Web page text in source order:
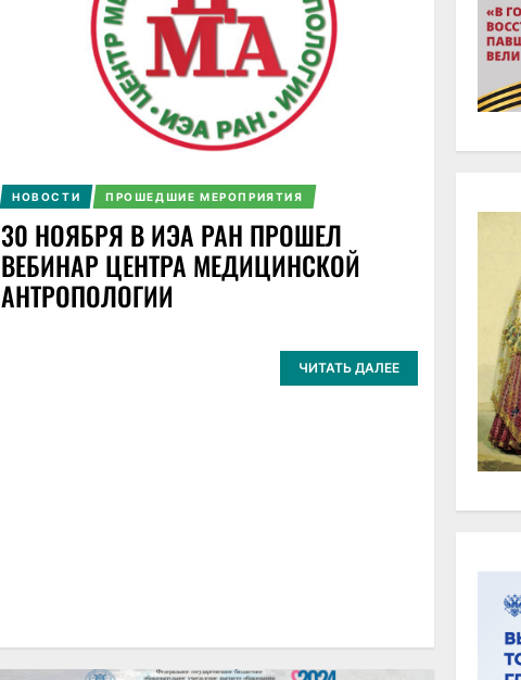
НОВОСТИ ПРОШЕДШИЕ МЕРОПРИЯТИЯ
30 НОЯБРЯ В ИЭА РАН ПРОШЕЛ
ВЕБИНАР ЦЕНТРА МЕДИЦИНСКОЙ
АНТРОПОЛОГИИ
ЧИТАТЬ ДАЛЕЕ